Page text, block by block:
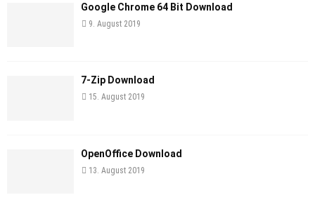
Google Chrome 64 Bit Download
9. August 2019
7-Zip Download
15. August 2019
OpenOffice Download
13. August 2019